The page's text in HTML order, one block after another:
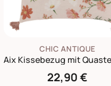
CHIC ANTIQUE
22,90 €